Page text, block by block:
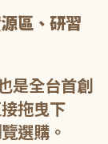
區、研習
是全台首創
拖曳下
選購。